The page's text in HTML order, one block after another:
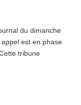
du dimanche
est en phase
tribune